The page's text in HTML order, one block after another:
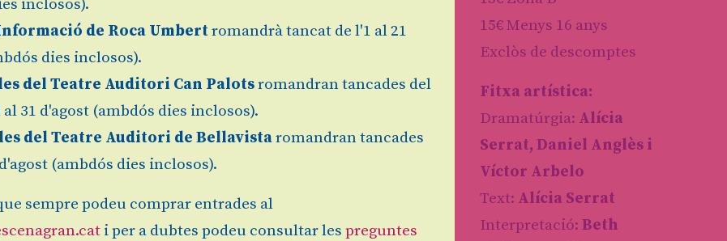
15€ Menys 16 anys
Exclòs de descomptes
Fitxa artística:
Dramatúrgia: Alícia
Serrat, Daniel Anglès i
Víctor Arbelo
Text: Alícia Serrat
Interpretació: Beth
un musical familiar ple d’emoció, màgia i tendresa que
que ens uneixen amb les persones que més
inclosos).
de Roca Umbertromandrà tancat de l'1 al 21
dies inclosos).
del Teatre Auditori Can Palotsromandran tancades del
31 d'agost (ambdós dies inclosos).
del Teatre Auditori de Bellavistaromandran tancades
(ambdós dies inclosos).
sempre podeu comprar entrades al
i per a dubtes podeu consultar les preguntes